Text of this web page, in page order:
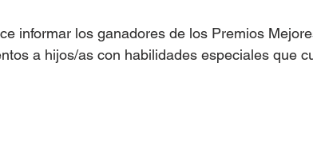
informar los ganadores de los Premios
a hijos/as con habilidades especiales que